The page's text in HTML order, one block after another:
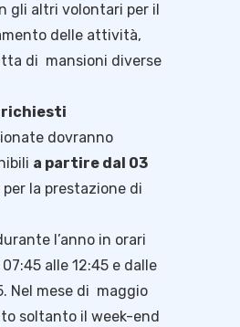
gli altri volontari per il
delle attività,
di mansioni diverse
richiesti
dovranno
a partire dal 03
per la prestazione di
l’anno in orari
alle 12:45 e dalle
Nel mese di maggio
soltanto il week-end